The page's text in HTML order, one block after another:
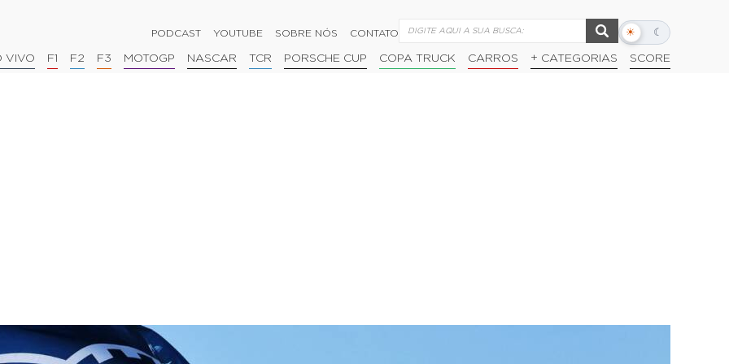
PODCAST YOUTUBE SOBRE NÓS CONTATO ☀ ☾
Alternar
escuro
VIVO F1 F2 F3 MOTOGP NASCAR TCR PORSCHE CUP COPA TRUCK CARROS + CATEGORIAS SCORE